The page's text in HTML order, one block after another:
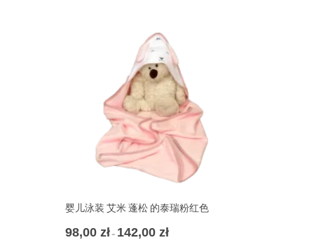
91,00 zł
至
132,00 zł
婴儿泳装 艾米 蓬松 的泰瑞粉红色
98,00 zł– 142,00 zł价